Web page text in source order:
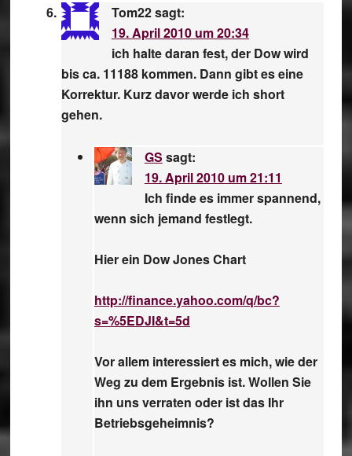
Tom22sagt:
19. April 2010 um 20:34
ich halte daran fest, der Dow wird
bis ca. 11188 kommen. Dann gibt es eine
Korrektur. Kurz davor werde ich short
gehen.
GS sagt:
19. April 2010 um 21:11
Ich finde es immer spannend,
wenn sich jemand festlegt.
Hier ein Dow Jones Chart
http://finance.yahoo.com/q/bc?
s=%5EDJI&t=5d
Vor allem interessiert es mich, wie der
Weg zu dem Ergebnis ist. Wollen Sie
ihn uns verraten oder ist das Ihr
Betriebsgeheimnis?